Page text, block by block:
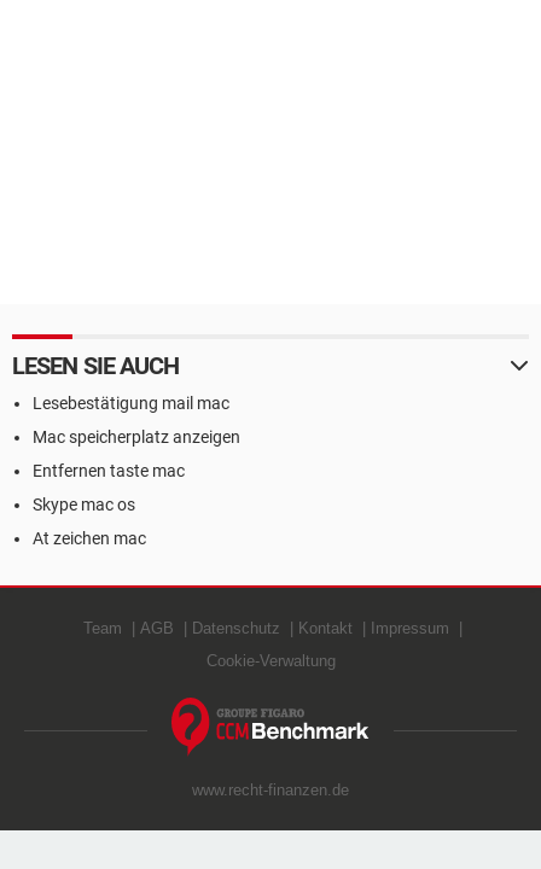
LESEN SIE AUCH
Lesebestätigung mail mac
Mac speicherplatz anzeigen
Entfernen taste mac
Skype mac os
At zeichen mac
Team AGB Datenschutz Kontakt
Impressum
Cookie-Verwaltung
www.recht-finanzen.de